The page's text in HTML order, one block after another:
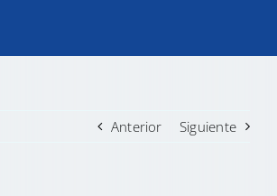
Anterior Siguiente